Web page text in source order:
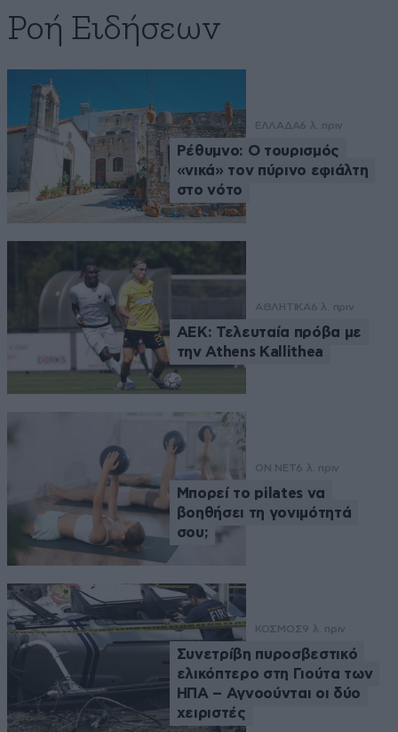
Ροή Ειδήσεων
ΕΛΛΑΔΑ6 λ. πριν
Ρέθυμνο: Ο τουρισμός
«νικά» τον πύρινο εφιάλτη
στο νότο
ΑΘΛΗΤΙΚΑ6 λ. πριν
ΑΕΚ: Τελευταία πρόβα με
την Athens Kallithea
ON NET6 λ. πριν
Μπορεί το pilates να
βοηθήσει τη γονιμότητά
σου;
ΚΟΣΜΟΣ9 λ. πριν
Συνετρίβη πυροσβεστικό
ελικόπτερο στη Γιούτα των
ΗΠΑ – Αγνοούνται οι δύο
χειριστές